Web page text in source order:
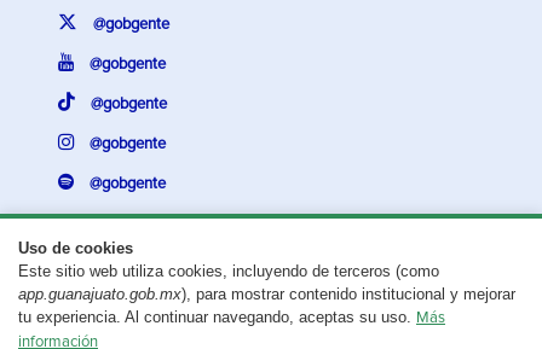
Uso de cookies
Este sitio web utiliza cookies, incluyendo de terceros (como
app.guanajuato.gob.mx), para mostrar contenido institucional y mejorar
tu experiencia. Al continuar navegando, aceptas su uso. Más
información
@gobgente
@gobgente
@gobgente
@gobgente
@gobgente
¿Existe algún problema con esta página?Repórtalo aquí.
Aviso legal